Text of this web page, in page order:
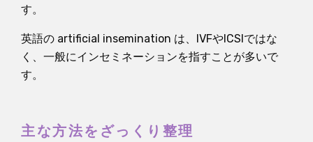
す。
英語の artificial insemination は、IVFやICSIではな
く、一般にインセミネーションを指すことが多いで
す。
主な方法をざっくり整理